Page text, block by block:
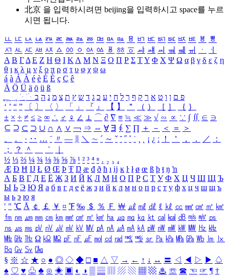
北京 을 입력하시려면 beijing을 입력하시고 space를 누르
시면 됩니다.
ㅥ ㅦ ㅧ ㅨ ㅩ ㅪ ㅫ ㅬ ㅭ ㅮ ㅯ ㅰ ㅱ ㅲ ㅳ ㅴ ㅵ ㅶ ㅷ ㅸ
ㅹ
ㅺ ㅻ ㅼ ㅽ ㅾ ㅿ ㆀ ㆁ ㆂ ㆃ ㆄ ㆅ ㆆ ㆇ ㆈ ㆉ ㆊ ㆋ ㆌ ㆍ
ㆎ
Α Β ΓΔ Ε Ζ Η Θ Ι ΚΛ Μ Ν Ξ Ο Π Ρ Σ ΤΥ Φ Χ Ψ Ω α β γ δ ε ζ η
θ ι κ λ μ ν ξ ο π ρ σ τ υ φ χ ψ ω
á à Á À é è É È ç Ç ê
Ä Ö Ü ä ö ü ß
ִֶֹ ֻּ ׁׂ פ ם ן ו ט א ר ק ף ך ל ח י ע כ ג ד ש ץ ת צ מ נ ה ב
‘ ’ “ ” 〔 〕 〈 〉 「 」 『 』 【 】 ＂ （ ） ［ ］ ｛ ｝
± × ÷ ≠ ≤ ≥ ∞ ∴ ♂ ♀ ∠ ⊥ ⌒ ∂ ∇ ≡ ≒ ≪ ≫ √ ∽ ∝ ∵ ∫ ∬ ∈ ∋
⊆ ⊇ ⊂ ⊃ ∪ ∩ ∧ ∨ ￢ ⇒ ⇔ ∀ ∃ ∮ ∑ ∏ ＋ － ＜ ＝
＞
、
。 · ‥ … ¨ 〃 ― ＼ ∼ ´ ～ ˇ ˘ ˝ ˚ ˙ ¸ ¡ ¿ ː ！ ＇ ， ． ／
：
；
？ ＾ ｀
½ ⅓ ⅔ ¼ ¾ ⅛ ⅜ ⅝ ⅞ ¹ ² ³ ⁴ ⁿ ₁ ₂ ₃ ₄
Æ Ð Ħ Ĳ Ł Ø Œ Þ Ŧ Ŋ æ đ ð ħ ı ĳ ĸ ŀ ł ø œ ß þ ŧ ŋ ŉ
А Б В Г Д Е Ё Ж З И Й К Л М Н О П Р С Т У Ф Х Ц Ч Ш Щ Ъ
Ы Ь Э Ю Я а б в г д е ё ж з и й к л м н о п р с т у ф х ц ч ш щ ъ
ы ь э ю я
′ ″ ℃ Å ￠ ￡ ￥ ¤ ℉ ‰ ＄ ％ Ｆ ￦ ㎕ ㎖ ㎗ ℓ ㎘ ㏄ ㎣ ㎤ ㎥ ㎦
㎙ ㎚ ㎛ ㎜ ㎝ ㎞ ㎟ ㎠ ㎡ ㎢ ㏊ ㎍ ㎎ ㎏ ㏏ ㎈ ㎉ ㏈ ㎧ ㎨ ㎰
㎱ ㎲ ㎳ ㎴ ㎵ ㎶ ㎷ ㎸ ㎹ ㎀ ㎁ ㎂ ㎃ ㎄ ㎺ ㎻ ㎽ ㎾ ㎿ ㎐ ㎑
㎒ ㎓ ㎔ Ω ㏀ ㏁ ㎊ ㎋ ㎌ ㏖ ㏅ ㎭ ㎮ ㎯ ㏛ ㎩ ㎪ ㎫ ㎬ ㏝ ㏐
㏓
㏃ ㏉ ㏜ ㏆
§ ※ ☆ ★ ○ ● ◎ ◇ ◆ □ ■ △ ▽ → ← ↑ ↓ ↔ 〓 ◁ ◀ ▷ ▶ ♤
♠ ♡ ♥ ♧ ♣ ⊙ ◈ ▣ ◐ ◑ ▒ ▤ ▨ ▧ ▦ ▩ ♨ ☏ ☎ ☜ ☞ ¶ †